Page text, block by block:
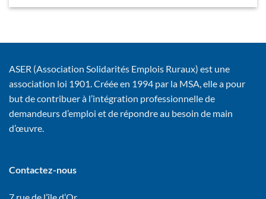
ASER (Association Solidarités Emplois Ruraux) est une
association loi 1901. Créée en 1994 par la MSA, elle a pour
but de contribuer à l’intégration professionnelle de
demandeurs d’emploi et de répondre au besoin de main
d’œuvre.
Contactez-nous